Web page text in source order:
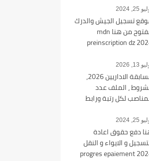
25, 2024
تسجيل الجيش والدرك
مفتوح من هنا mdn
preinscription dz
13, 2026
مسابقة الاداريين 2026,
، الملف عدد
لكل رتبة ورابط
25, 2024
دفع حقوق اعادة
و الايواء و النقل
2024 progres epaiement